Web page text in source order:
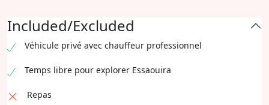
Included/Excluded
Véhicule privé avec chauffeur professionnel
Temps libre pour explorer Essaouira
Repas